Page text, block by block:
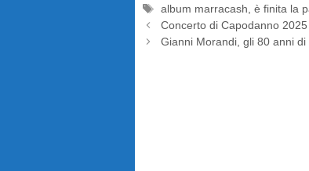
Tag
album marracash,è finita la
Concerto di Capodanno
Gianni Morandi, gli 80 anni